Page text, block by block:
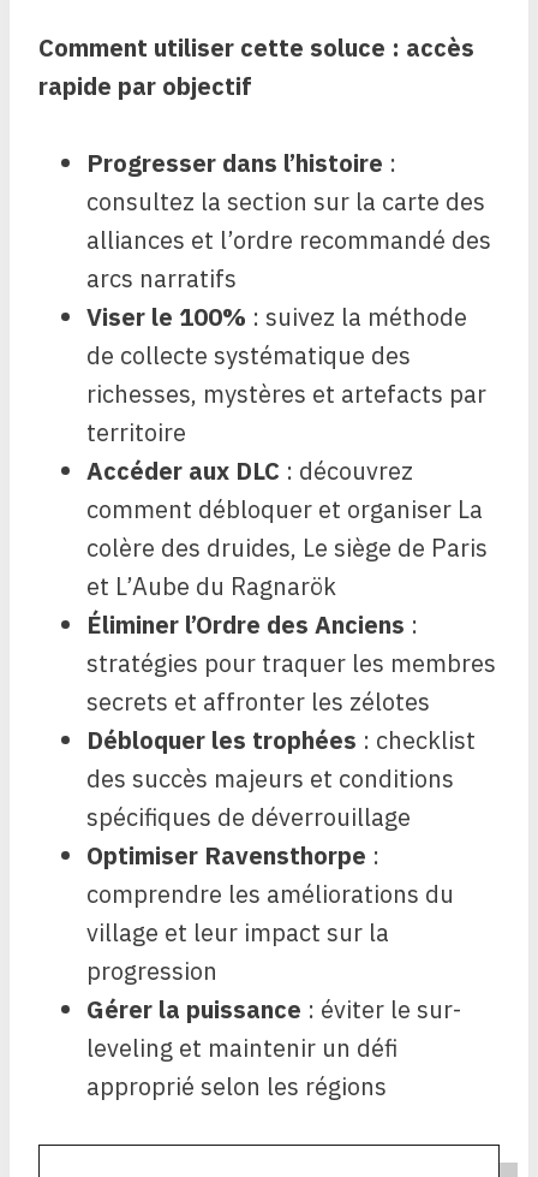
Comment utiliser cette soluce : accès
rapide par objectif
Progresser dans l’histoire :
consultez la section sur la carte des
alliances et l’ordre recommandé des
arcs narratifs
Viser le 100% : suivez la méthode
de collecte systématique des
richesses, mystères et artefacts par
territoire
Accéder aux DLC : découvrez
comment débloquer et organiser La
colère des druides, Le siège de Paris
et L’Aube du Ragnarök
Éliminer l’Ordre des Anciens :
stratégies pour traquer les membres
secrets et affronter les zélotes
Débloquer les trophées : checklist
des succès majeurs et conditions
spécifiques de déverrouillage
Optimiser Ravensthorpe :
comprendre les améliorations du
village et leur impact sur la
progression
Gérer la puissance : éviter le sur-
leveling et maintenir un défi
approprié selon les régions